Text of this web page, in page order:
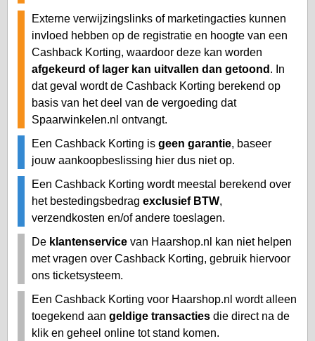
Externe verwijzingslinks of marketingacties kunnen
invloed hebben op de registratie en hoogte van een
Cashback Korting, waardoor deze kan worden
afgekeurd of lager kan uitvallen dan getoond . In
dat geval wordt de Cashback Korting berekend op
basis van het deel van de vergoeding dat
Spaarwinkelen.nl ontvangt.
Een Cashback Korting is geen garantie, baseer
jouw aankoopbeslissing hier dus niet op.
Een Cashback Korting wordt meestal berekend over
het bestedingsbedrag exclusief BTW,
verzendkosten en/of andere toeslagen.
De klantenservice van Haarshop.nl kan niet helpen
met vragen over Cashback Korting, gebruik hiervoor
ons ticketsysteem.
Een Cashback Korting voor Haarshop.nl wordt alleen
toegekend aan geldige transacties die direct na de
klik en geheel online tot stand komen.